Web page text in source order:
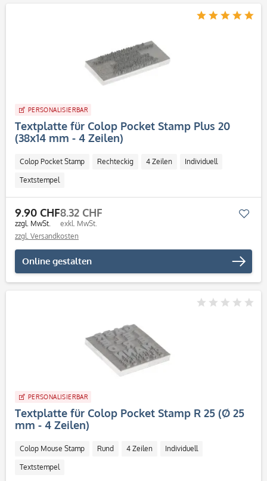
PERSONALISIERBAR
Textplatte für Colop Pocket Stamp Plus 20
(38x14 mm - 4 Zeilen)
Colop Pocket Stamp Rechteckig 4 Zeilen Individuell
Textstempel
9.90 CHF
zzgl. MwSt.
8.32 CHF
exkl. MwSt.
zzgl. Versandkosten
Online gestalten
PERSONALISIERBAR
Textplatte für Colop Pocket Stamp R 25 (Ø 25
mm - 4 Zeilen)
Colop Mouse Stamp Rund 4 Zeilen Individuell
Textstempel